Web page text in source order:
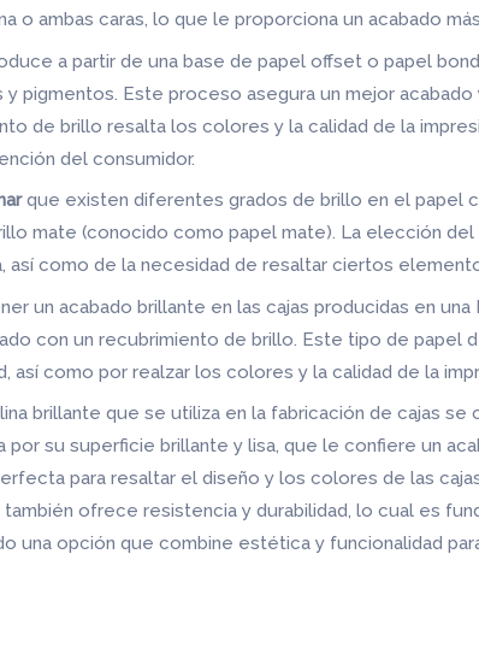
o ambas caras, lo que le proporciona un acabado
a partir de una base de papel offset o papel
pigmentos. Este proceso asegura un mejor acabado
de brillo resalta los colores y la calidad de la
del consumidor.
que existen diferentes grados de brillo en el papel
mate (conocido como papel mate). La elección
así como de la necesidad de resaltar ciertos
un acabado brillante en las cajas producidas en
con un recubrimiento de brillo. Este tipo de papel
así como por realzar los colores y la calidad de la
brillante que se utiliza en la fabricación de cajas
por su superficie brillante y lisa, que le confiere un
para resaltar el diseño y los colores de las
ofrece resistencia y durabilidad, lo cual es
una opción que combine estética y funcionalidad